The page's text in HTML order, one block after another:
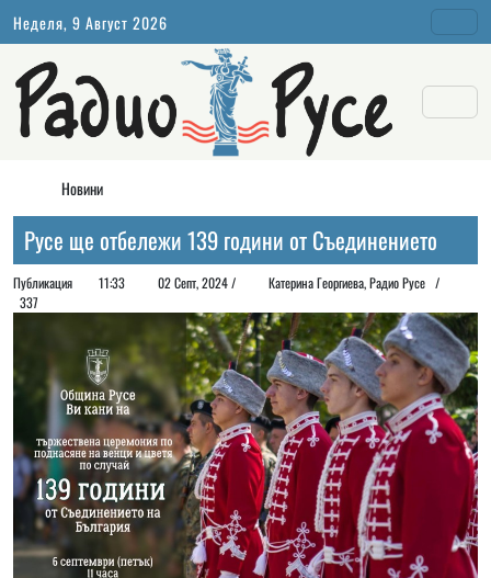
Неделя, 9 Август 2026
Новини
Русе ще отбележи 139 години от Съединението
Публикация 11:33 02 Септ, 2024 /
Катерина Георгиева, Радио Русе /
337